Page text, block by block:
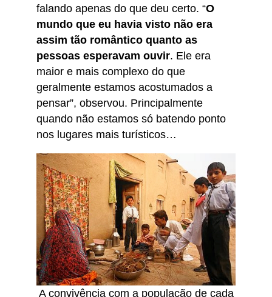
falando apenas do que deu certo. “O
mundo que eu havia visto não era
assim tão romântico quanto as
pessoas esperavam ouvir. Ele era
maior e mais complexo do que
geralmente estamos acostumados a
pensar”, observou. Principalmente
quando não estamos só batendo ponto
nos lugares mais turísticos…
A convivência com a população de cada